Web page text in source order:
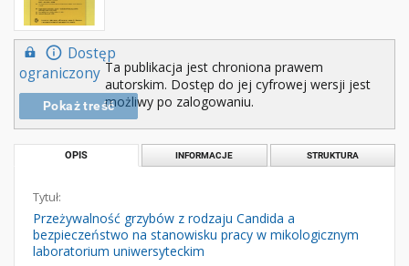
Dostęp
ograniczony
Pokaż treść
Ta publikacja jest chroniona prawem
autorskim. Dostęp do jej cyfrowej wersji jest
możliwy po zalogowaniu.
OPIS INFORMACJE STRUKTURA
Tytuł:
Przeżywalność grzybów z rodzaju Candida a
bezpieczeństwo na stanowisku pracy w mikologicznym
laboratorium uniwersyteckim